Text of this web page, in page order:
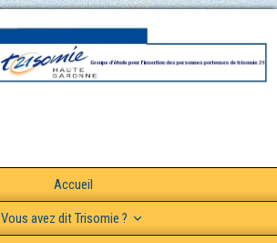
Accueil
Vous avez dit Trisomie ?